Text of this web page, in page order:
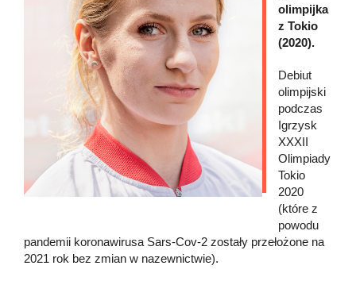
olimpijka
z Tokio
(2020).
Debiut
olimpijski
podczas
Igrzysk
XXXII
Olimpiady
Tokio
2020
(które z
powodu
pandemii koronawirusa Sars-Cov-2 zostały przełożone na
2021 rok bez zmian w nazewnictwie).